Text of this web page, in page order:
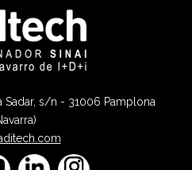
Sadar, s/n - 31006 Pamplona